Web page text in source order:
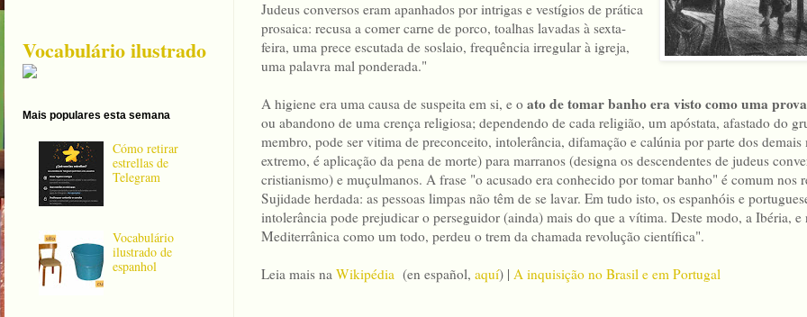
Judeus conversos eram apanhados por intrigas e vestígios de prática
prosaica: recusa a comer carne de porco, toalhas lavadas à sexta-
feira, uma prece escutada de soslaio, frequência irregular à igreja,
uma palavra mal ponderada."
A higiene era uma causa de suspeita em si, e o ato detomar banho era visto como uma
ou abandono de uma crença religiosa; dependendo de cada religião, um apóstata, afastado do
membro, pode ser vitima de preconceito, intolerância, difamação e calúnia por parte dos demais
extremo, é aplicação da pena de morte) para marranos (designa os descendentes de judeus
cristianismo) e muçulmanos. A frase "o acusado era conhecido por tomar banho" é comum nos
Sujidade herdada: as pessoas limpas não têm de se lavar. Em tudo isto, os espanhóis e
intolerância pode prejudicar o perseguidor (ainda) mais do que a vítima. Deste modo, a Ibéria, e
Mediterrânica como um todo, perdeu o trem da chamada revolução científica".
Leia mais na Wikipédia (en español, aquí) | A inquisição no Brasil e em Portugal
Vocabulário ilustrado
Mais populares esta semana
Cómo retirar
estrellas de
Telegram
Vocabulário
ilustrado de
espanhol